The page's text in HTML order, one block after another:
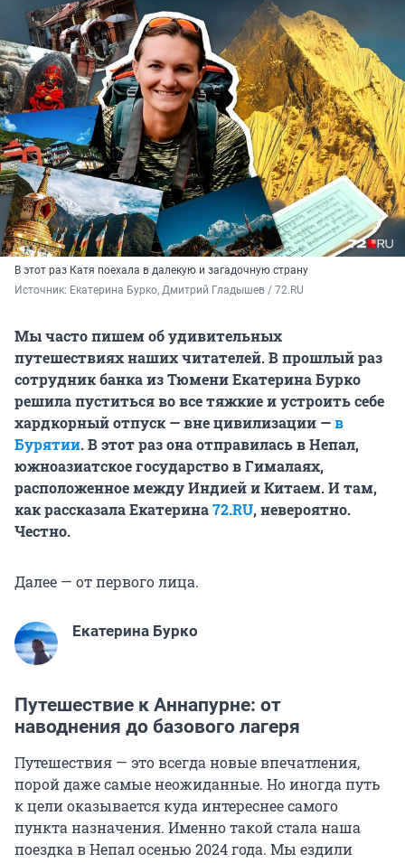
В этот раз Катя поехала в далекую и загадочную страну
Источник: Екатерина Бурко, Дмитрий Гладышев / 72.RU
Мы часто пишем об удивительных
путешествиях наших читателей. В прошлый раз
сотрудник банка из Тюмени Екатерина Бурко
решила пуститься во все тяжкие и устроить себе
хардкорный отпуск — вне цивилизации —в
Бурятии. В этот раз она отправилась в Непал,
южноазиатское государство в Гималаях,
расположенное между Индией и Китаем. И там,
как рассказала Екатерина72.RU, невероятно.
Честно.
Далее — от первого лица.
Екатерина Бурко
Путешествие к Аннапурне: от
наводнения до базового лагеря
Путешествия — это всегда новые впечатления,
порой даже самые неожиданные. Но иногда путь
к цели оказывается куда интереснее самого
пункта назначения. Именно такой стала наша
поездка в Непал осенью 2024 года. Мы ездили